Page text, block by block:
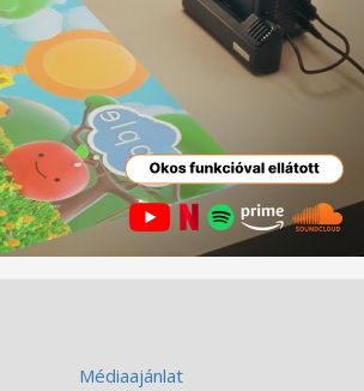
Médiaajánlat